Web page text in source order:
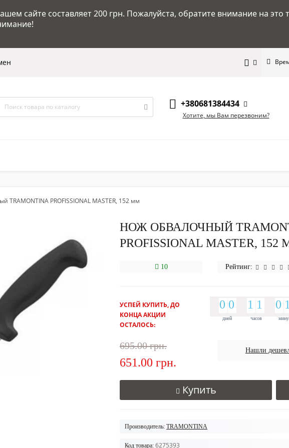
сайте составляет 200 грн. Пожалуйста, обратите внимание на это
+380681384434
Хотите, мы Вам перезвоним?
TRAMONTINA PROFISSIONAL MASTER, 152 мм
НОЖ ОБВАЛОЧНЫЙ
PROFISSIONAL MASTER, 152
10 Рейтинг:
УСПЕЙ КУПИТЬ, ДО
КОНЦА АКЦИИ
ОСТАЛОСЬ:
дней
9
9
0
0 9
9
0
0
часов
1
1
1
1 1
1
1
1 9
9
0
0
695.00 грн.
651.00 грн.
Нашли
Купить
Производитель: TRAMONTINA
Код товара: 6275393